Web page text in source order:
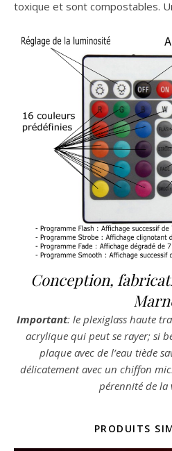
toxique et sont compostables.
Conception,
Important: le plexiglass haute
acrylique qui peut se rayer; si
plaque avec de l’eau tiède
délicatement avec un chiffon
pérennité de la
PRODUITS